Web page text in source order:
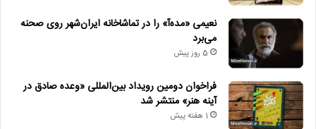
• نمایش ۲ فیلم در «پاتوق مستند»
• تصویربرداری «دختری از نوار ساحلی» به پایان رسید
• فیلم جدید بهاره رهنما با سه بازیگر مطرح به میانه تولید رسید
• برگزاری کنسرت علیرضا قربانی در شیراز
• رییس پانزدهمین جشنواره ملی تئاتر خیابانی شهروند معرفی شد
نعیمی «مده‌آ» را در تماشاخانه ایران‌شهر روی صحنه
می‌برد
5 روز پیش
فراخوان دومین رویداد بین‌المللی «وعده صادق در
آینه هنر» منتشر شد
1 هفته پیش